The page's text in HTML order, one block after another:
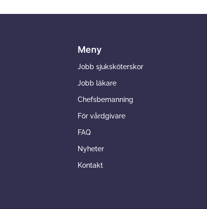
Meny
Jobb sjuksköterskor
Jobb läkare
Chefsbemanning
För vårdgivare
FAQ
Nyheter
Kontakt